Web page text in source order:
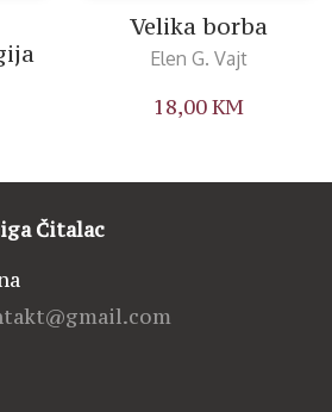
Velika borba
Elen G. Vajt
18,00KM
Čitalac